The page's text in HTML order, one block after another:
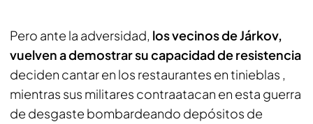
Pero ante la adversidad, los vecinos de Járkov,
vuelven a demostrar su capacidad de resistencia
deciden cantar en los restaurantes en tinieblas ,
mientras sus militares contraatacan en esta guerra
de desgaste bombardeando depósitos de